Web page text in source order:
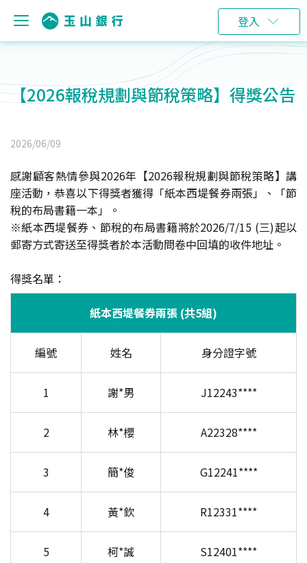
登入
【2026報稅規劃與節稅策略】得獎公告
2026/06/09
感謝顧客熱情參與2026年【2026報稅規劃與節稅策略】講
座活動，恭喜以下得獎者獲得「紙本西堤餐券兩張」、「節
稅的布局書籍一本」。
※紙本西堤餐券、節稅的布局書籍將於2026/7/15 (三)起以
郵寄方式寄送至得獎者於本活動問卷中回填的收件地址。
得獎名單：
紙本西堤餐券兩張 (共5組)
編號 姓名 身分證字號
1 謝*男 J12243****
2 林*櫻 A22328****
3 簡*俊 G12241****
4 黃*欽 R12331****
5 柯*誠 S12401****